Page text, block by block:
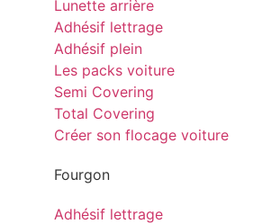
Lunette arrière
Adhésif lettrage
Adhésif plein
Les packs voiture
Semi Covering
Total Covering
Créer son flocage voiture
Fourgon
Adhésif lettrage